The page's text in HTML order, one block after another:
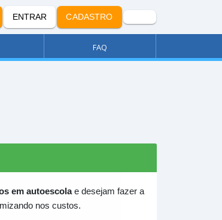
ENTRAR CADASTRO
FAQ
em autoescolae desejam fazer a
nos custos.